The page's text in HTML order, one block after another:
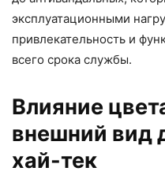
эксплуатационными
привлекательность и
всего срока службы.
Влияние
внешний вид
хай-тек